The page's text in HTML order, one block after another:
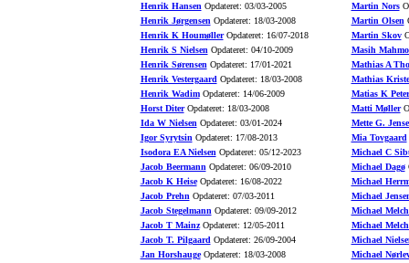
Henrik Hansen Opdateret: 03/03-2005
Henrik Jørgensen Opdateret: 18/03-2008
Henrik K HoumøllerOpdateret: 16/07-2018
Henrik S Nielsen Opdateret: 04/10-2009
Henrik Sørensen Opdateret: 17/01-2021
Henrik Vestergaard Opdateret: 18/03-2008
Henrik WadimOpdateret: 14/06-2009
Horst DiterOpdateret: 18/03-2008
Ida W Nielsen Opdateret: 03/01-2024
Igor Syrytsin Opdateret: 17/08-2013
Isodora EA Nielsen Opdateret: 05/12-2023
Jacob Beermann Opdateret: 06/09-2010
Jacob K HeiseOpdateret: 16/08-2022
Jacob Prehn Opdateret: 07/03-2011
Jacob Stegelmann Opdateret: 09/09-2012
Jacob T MainzOpdateret: 12/05-2011
Jacob T. Pilgaard Opdateret: 26/09-2004
Jan HorshaugeOpdateret: 18/03-2008
Martin Nors
Martin Olsen
Martin Skov
Masih
Mathias A
Mathias
Matias K
Matti Møller
Mette G.
Mia Tovgaard
Michael C
Michael Dagø
Michael
Michael
Michael
Michael
Michael
Michael